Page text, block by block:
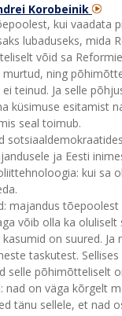
Korobeinik
kui vaadata
lubaduseks, mida
võid sa
murtud, ning
teinud. Ja selle
küsimuse esitamist
seal toimub.
ja Eesti
kui sa
majandus
võib olla ka
on suured.
taskutest.
selle põhimõtteliselt
nad on väga kõrgelt
tänu sellele, et nad